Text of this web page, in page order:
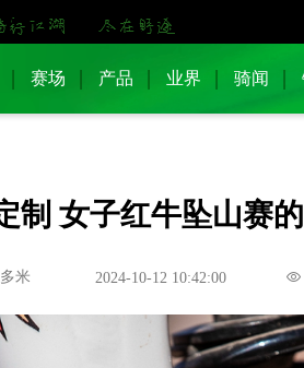
赛场 产品 业界 骑闻
制 女子红牛坠山赛
米 2024-10-12 10:42:00